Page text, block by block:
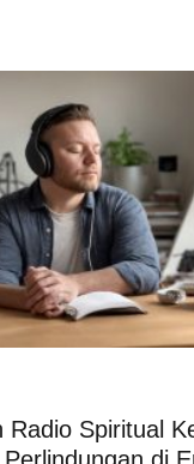
Radio Spiritual